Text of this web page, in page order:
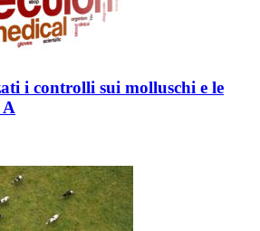
i controlli sui molluschi e le
A